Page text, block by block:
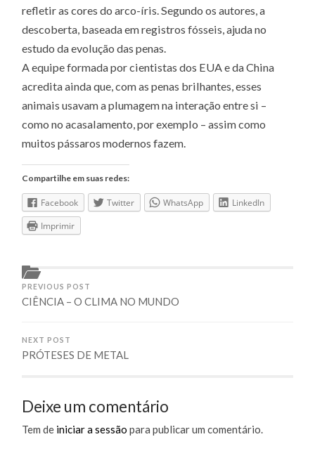
refletir as cores do arco-íris. Segundo os autores, a
descoberta, baseada em registros fósseis, ajuda no
estudo da evolução das penas.
A equipe formada por cientistas dos EUA e da China
acredita ainda que, com as penas brilhantes, esses
animais usavam a plumagem na interação entre si –
como no acasalamento, por exemplo – assim como
muitos pássaros modernos fazem.
Compartilhe em suas redes:
Facebook Twitter WhatsApp
LinkedIn
Imprimir
PREVIOUS POST
CIÊNCIA – O CLIMA NO MUNDO
NEXT POST
PRÓTESES DE METAL
Deixe um comentário
Tem de iniciar a sessão para publicar um comentário.